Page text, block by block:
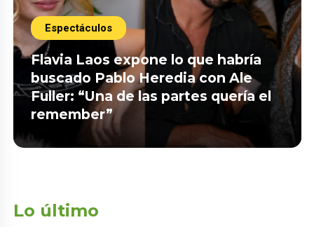
Espectáculos
Flavia Laos expone lo que habría
buscado Pablo Heredia con Ale
Fuller: “Una de las partes quería el
remember”
Lo último